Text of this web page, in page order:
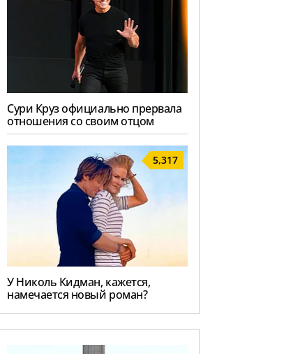
Сури Круз официально прервала
отношения со своим отцом
5,317
У Николь Кидман, кажется,
намечается новый роман?